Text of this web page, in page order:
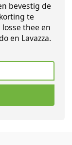
bevestig de
te
thee en
en Lavazza.